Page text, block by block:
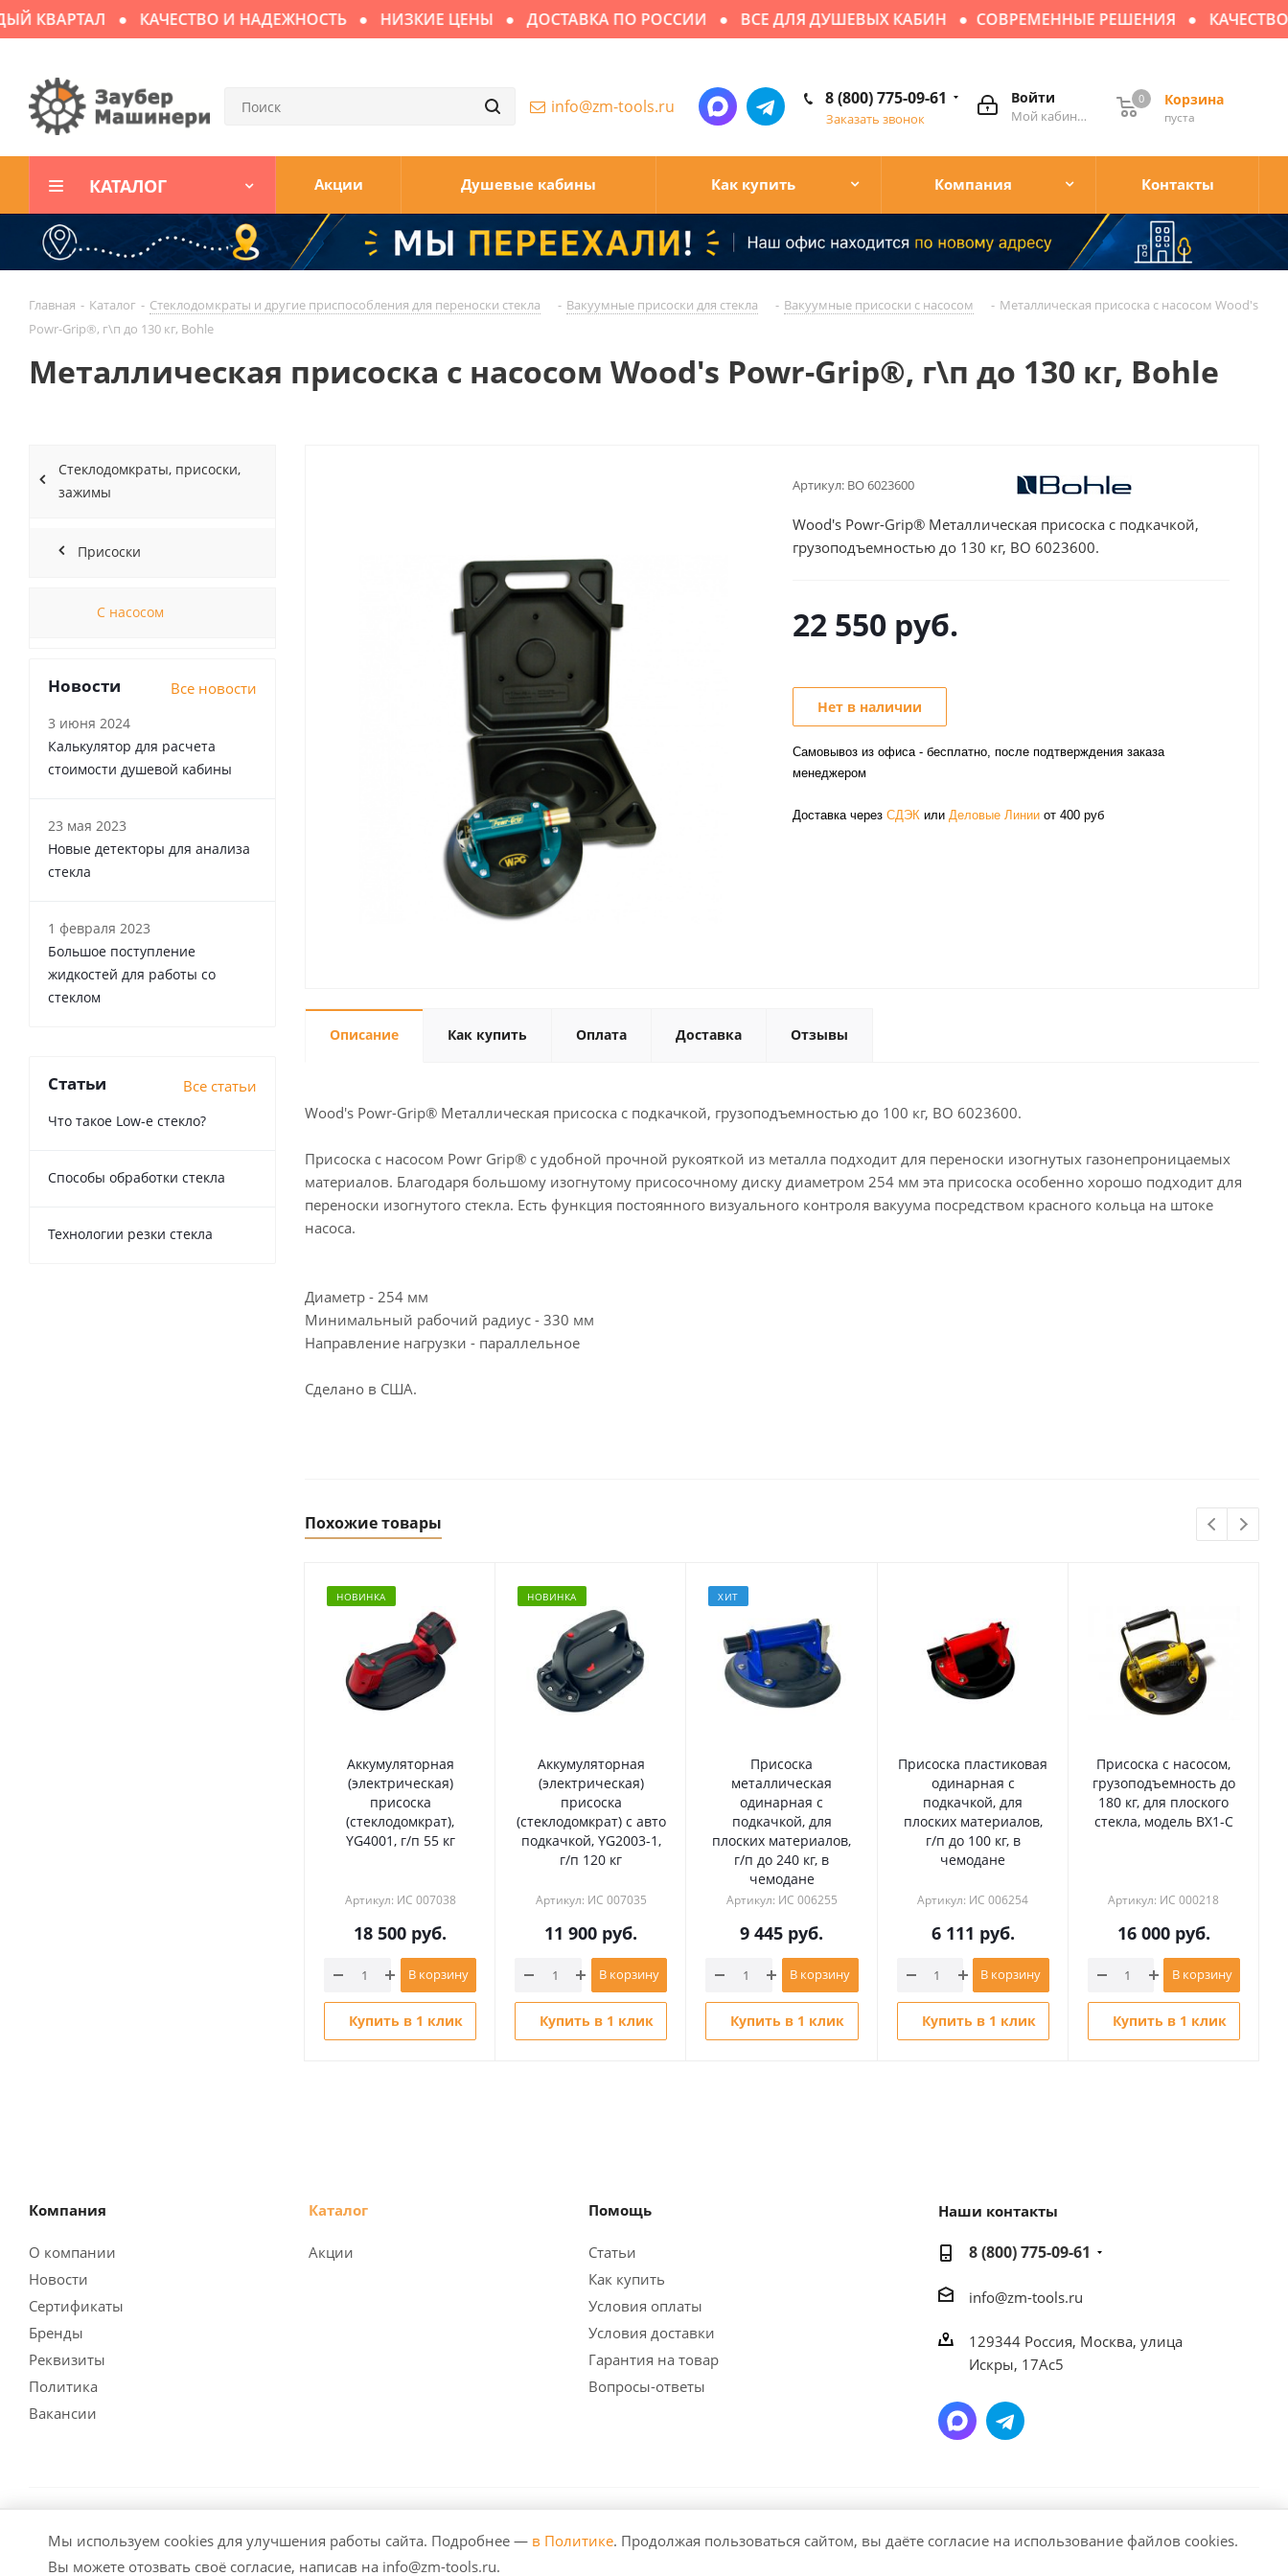
КВАРТАЛ КАЧЕСТВО И НАДЕЖНОСТЬ НИЗКИЕ ЦЕНЫ ДОСТАВКА ПО РОССИИ ВСЕ ДЛЯ ДУШЕВЫХ КАБИН СОВРЕМЕННЫЕ РЕШЕНИЯ КАЧЕСТВО
Корзина
пуста
0
Войти
Мой кабинет
8 (800) 775-09-61
Заказать звонок
info@zm-tools.ru
КАТАЛОГ Акции Душевые кабины Как купить Компания Контакты
Главная - Каталог - Стеклодомкраты и другие приспособления для переноски стекла - Вакуумные присоски для стекла - Вакуумные присоски с насосом - Металлическая присоска с насосом Wood's
Powr-Grip®, г\п до 130 кг, Bohle
Металлическая присоска с насосом Wood's Powr-Grip®, г\п до 130 кг, Bohle
Артикул: BO 6023600
Wood's Powr-Grip® Металлическая присоска с подкачкой,
грузоподъемностью до 130 кг, BO 6023600.
22 550 руб.
Нет в наличии
Самовывоз из офиса - бесплатно, после подтверждения заказа
менеджером
Доставка через СДЭК или Деловые Линии от 400 руб
Описание Как купить Оплата Доставка Отзывы
Wood's Powr-Grip® Металлическая присоска с подкачкой, грузоподъемностью до 100 кг, BO 6023600.
Присоска с насосом Powr Grip® с удобной прочной рукояткой из металла подходит для переноски изогнутых газонепроницаемых
материалов. Благодаря большому изогнутому присосочному диску диаметром 254 мм эта присоска особенно хорошо подходит для
переноски изогнутого стекла. Есть функция постоянного визуального контроля вакуума посредством красного кольца на штоке
насоса.
Диаметр - 254 мм
Минимальный рабочий радиус - 330 мм
Направление нагрузки - параллельное
Сделано в США.
Похожие товары
НОВИНКА
Аккумуляторная
(электрическая)
присоска
(стеклодомкрат),
YG4001, г/п 55 кг
Артикул: ИС 007038
18 500 руб.
В корзину
Купить в 1 клик
НОВИНКА
Аккумуляторная
(электрическая)
присоска
(стеклодомкрат) с авто
подкачкой, YG2003-1,
г/п 120 кг
Артикул: ИС 007035
11 900 руб.
В корзину
Купить в 1 клик
ХИТ
Присоска
металлическая
одинарная с
подкачкой, для
плоских материалов,
г/п до 240 кг, в
чемодане
Артикул: ИС 006255
9 445 руб.
В корзину
Купить в 1 клик
Присоска пластиковая
одинарная с
подкачкой, для
плоских материалов,
г/п до 100 кг, в
чемодане
Артикул: ИС 006254
6 111 руб.
В корзину
Купить в 1 клик
Присоска с насосом,
грузоподъемность до
180 кг, для плоского
стекла, модель BX1-C
Артикул: ИС 000218
16 000руб.
В корзину
Купить в 1 клик
Стеклодомкраты, присоски,
зажимы
Присоски
С насосом
Новости Все новости
3 июня 2024
Калькулятор для расчета
стоимости душевой кабины
23 мая 2023
Новые детекторы для анализа
стекла
1 февраля 2023
Большое поступление
жидкостей для работы со
стеклом
Статьи Все статьи
Что такое Low-e стекло?
Способы обработки стекла
Технологии резки стекла
Компания
О компании
Новости
Сертификаты
Бренды
Реквизиты
Политика
Вакансии
Каталог
Акции
Помощь
Статьи
Как купить
Условия оплаты
Условия доставки
Гарантия на товар
Вопросы-ответы
Наши контакты
8 (800) 775-09-61
info@zm-tools.ru
129344 Россия, Москва, улица
Искры, 17Ас5
2026 © Заубер Машинери - Обеспечивая превосходство. Все права защищены. Любое использование либо копирование материалов или подборки материалов сайта,
элементов дизайна и оформления допускается лишь с разрешения правообладателя и только со ссылкой на источник: https://zm-tools.ru
Мы используем cookies для улучшения работы сайта. Подробнее — в Политике. Продолжая пользоваться сайтом, вы даёте согласие на использование файлов cookies.
Вы можете отозвать своё согласие, написав на info@zm-tools.ru.